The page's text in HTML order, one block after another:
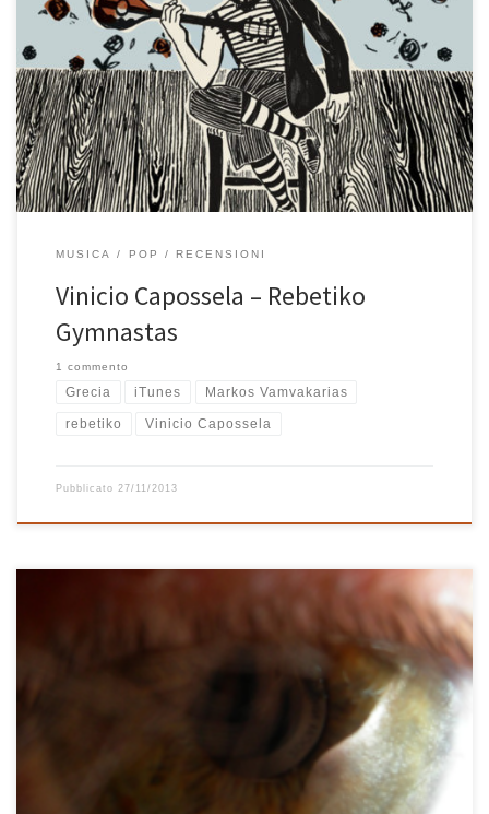
Casualmente, la prima volta che ho ascoltato Rebetiko
Gymnastas mi trovavo in Grecia. Era uscito da poco e un
pomeriggio, nel barettino dove andavo sempre a prendere un
buon caffè freddo dopo pranzo, trovai una discreta connessione
ad internet e me lo scaricai da iTunes (ah, i prodigi straordinari
della tecnologia […]
MUSICA POP RECENSIONI
Vinicio Capossela – Rebetiko
Gymnastas
1 commento
Grecia iTunes Markos Vamvakarias
rebetiko Vinicio Capossela
Pubblicato 27/11/2013
Curiosi di sapere quali sono stati i dischi del 2012 più suonati qui a
Radio Casa Bastiano? Ecco una lista con link dei 25 dischi usciti nel
2012 più ascoltati (tra parentesi il numero di volte) e, dopo, la top
25 di sempre. Non sai come fare a collegarti a […]